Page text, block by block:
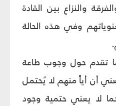
والنزاع بين القادة
وفي هذه الحالة
تقدم حول وجوب طاعة
أن أياً منهم لا يُحتمل
لا يعني حتمية وجود